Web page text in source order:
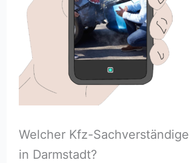
Welcher Kfz-Sachverständige
in Darmstadt?